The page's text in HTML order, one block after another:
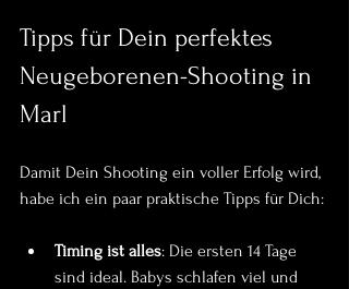
Tipps für Dein perfektes
Neugeborenen-Shooting in
Marl
Damit Dein Shooting ein voller Erfolg wird,
habe ich ein paar praktische Tipps für Dich:
Timing ist alles: Die ersten 14 Tage
sind ideal. Babys schlafen viel und